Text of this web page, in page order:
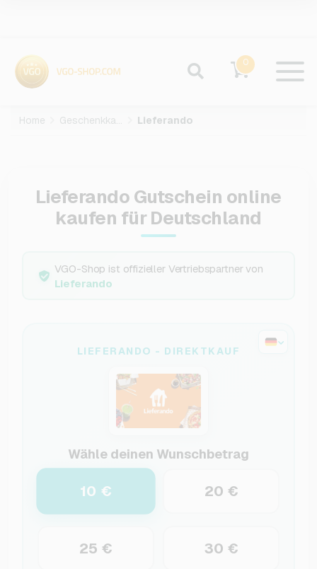
0
Home Geschenkkarten Lieferando
Lieferando Gutschein online
kaufen für Deutschland
VGO-Shop ist offizieller Vertriebspartner von
Lieferando
LIEFERANDO - DIREKTKAUF
Wähle deinen Wunschbetrag
10 € 20 €
25 € 30 €